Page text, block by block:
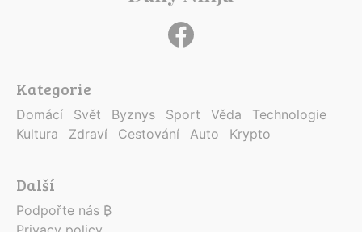
Kategorie
Domácí Svět Byznys Sport Věda
Technologie
Kultura
Zdraví Cestování Auto Krypto
Další
Podpořte nás ₿